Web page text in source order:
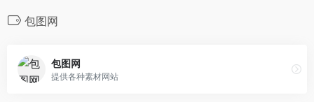
包图网
包图网
提供各种素材网站